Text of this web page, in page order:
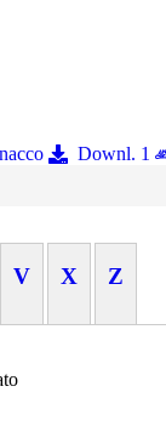
Downl. 1
V X Z